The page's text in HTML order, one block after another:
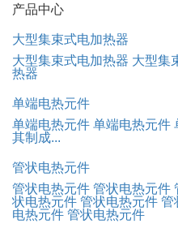
产品中心
大型集束式电加热器
大型集束式电加热器 大型集
热器
单端电热元件
单端电热元件 单端电热元件
其制成...
管状电热元件
管状电热元件 管状电热元件
状电热元件 管状电热元件 管
电热元件 管状电热元件